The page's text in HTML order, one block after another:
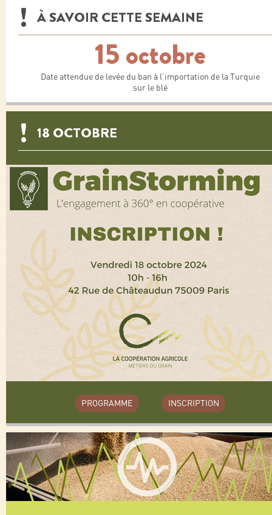
À SAVOIR CETTE SEMAINE
15 octobre
Date attendue de levée du ban à l’importation de la Turquie
sur le blé
18 OCTOBRE
PROGRAMME INSCRIPTION